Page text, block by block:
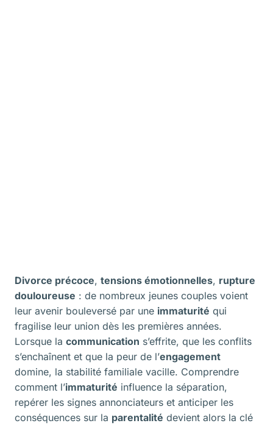
Divorce précoce, tensions émotionnelles, rupture
douloureuse : de nombreux jeunes couples voient
leur avenir bouleversé par une immaturité qui
fragilise leur union dès les premières années.
Lorsque la communication s’effrite, que les conflits
s’enchaînent et que la peur de l’engagement
domine, la stabilité familiale vacille. Comprendre
comment l’immaturité influence la séparation,
repérer les signes annonciateurs et anticiper les
conséquences sur la parentalité devient alors la clé